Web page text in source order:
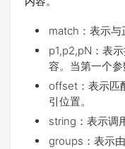
match：表示与
p1,p2,pN：表
容。当第一个
offset：表示匹
引位置。
string：表示调
groups：表示